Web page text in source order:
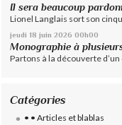
Il sera beaucoup
Lionel Langlais sort son
jeudi 18 juin 2026 00h00
Monographie à
Partons à la découverte
Catégories
• • Articles et blablas